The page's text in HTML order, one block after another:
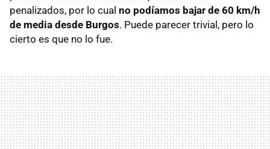
penalizados, por lo cual no podíamos bajar de 60 km/h
de media desde Burgos. Puede parecer trivial, pero lo
cierto es que no lo fue.